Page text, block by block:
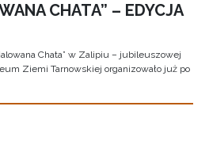
CHATA” – EDYCJA
Chata” w Zalipiu – jubileuszowej
Ziemi Tarnowskiej organizowało już po